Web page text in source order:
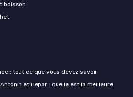
boisson
: tout ce que vous devez savoir
et Hépar : quelle est la meilleure